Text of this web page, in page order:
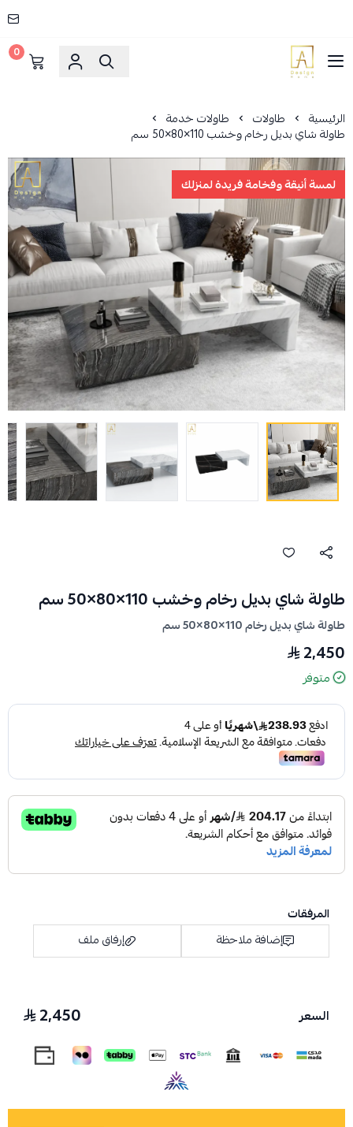
AD HOME
0
الرئيسية طاولات طاولات خدمة
طاولة شاي بديل رخام وخشب 110×80×50 سم
لمسة أنيقة وفخامة فريدة لمنزلك
طاولة شاي بديل رخام وخشب 110×80×50 سم
طاولة شاي بديل رخام 110×80×50 سم
2,450
متوفر
المرفقات
إضافة ملاحظة
إرفاق ملف
السعر 2,450